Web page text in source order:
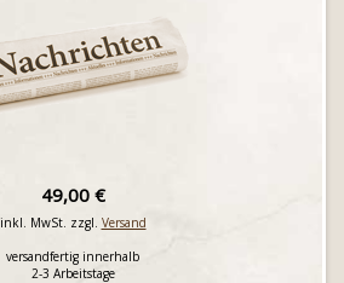
49,00 €
inkl. MwSt. zzgl. Versand
versandfertig innerhalb
2-3 Arbeitstage